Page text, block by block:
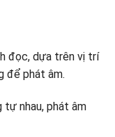
đọc, dựa trên vị trí
để phát âm.
tự nhau, phát âm